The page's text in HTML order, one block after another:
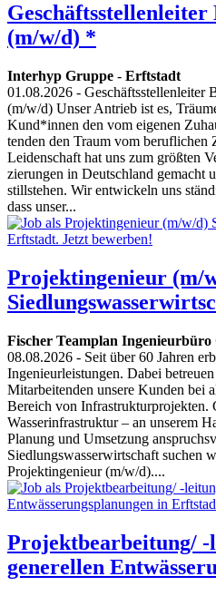
(m/w/d) *
Interhyp Gruppe - Erftstadt
01.08.2026 - Geschäftsstellenleiter
(m/w/d) Unser Antrieb ist es,
Kund*innen den vom eigenen
tenden den Traum vom beruflichen
Leidenschaft hat uns zum größten
zierungen in Deutschland gemacht
stillstehen. Wir entwickeln uns
dass unser...
Projektingenieur (m/
Fischer Teamplan Ingenieurbüro
08.08.2026 - Seit über 60 Jahren
Ingenieurleistungen. Dabei
Mitarbeitenden unsere Kunden bei
Bereich von Infrastrukturprojekten.
Wasserinfrastruktur – an unserem
Planung und Umsetzung
Siedlungswasserwirtschaft suchen
Projektingenieur (m/w/d)....
Projektbearbeitung/ -
generellen